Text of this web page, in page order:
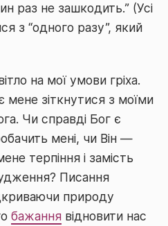
раз не зашкодить.” (Усі
з “одного разу”, який
на мої умови гріха.
зіткнутися з моїми
Чи справді Бог є
мені, чи Він —
терпіння і замість
Писання
природу
бажання відновити нас